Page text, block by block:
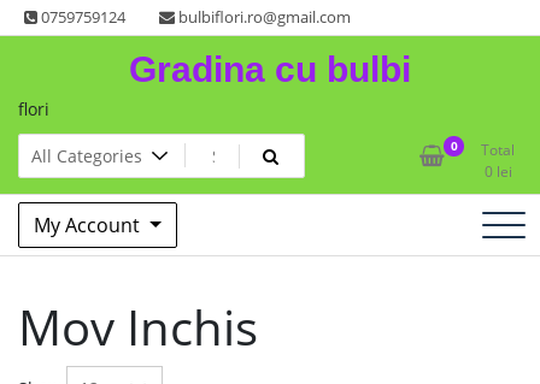
Skip
to
0759759124 bulbiflori.ro@gmail.com
Gradina cu bulbi
flori
0
Total
0 lei
My Account
Mov Inchis